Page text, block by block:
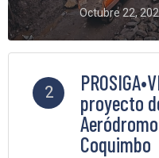
Octubre 22,
6 Comments
2
proyecto
Coquimbo